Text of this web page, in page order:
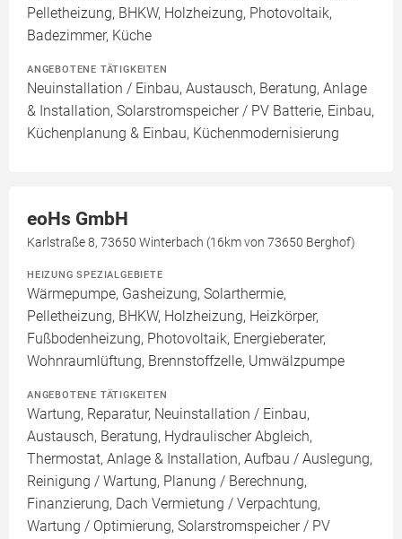
Pelletheizung, BHKW, Holzheizung, Photovoltaik,
Badezimmer, Küche
ANGEBOTENE TÄTIGKEITEN
Neuinstallation / Einbau, Austausch, Beratung, Anlage
& Installation, Solarstromspeicher / PV Batterie, Einbau,
Küchenplanung & Einbau, Küchenmodernisierung
eoHs GmbH
Karlstraße 8, 73650 Winterbach (16km von 73650 Berghof)
HEIZUNG SPEZIALGEBIETE
Wärmepumpe, Gasheizung, Solarthermie,
Pelletheizung, BHKW, Holzheizung, Heizkörper,
Fußbodenheizung, Photovoltaik, Energieberater,
Wohnraumlüftung, Brennstoffzelle, Umwälzpumpe
ANGEBOTENE TÄTIGKEITEN
Wartung, Reparatur, Neuinstallation / Einbau,
Austausch, Beratung, Hydraulischer Abgleich,
Thermostat, Anlage & Installation, Aufbau / Auslegung,
Reinigung / Wartung, Planung / Berechnung,
Finanzierung, Dach Vermietung / Verpachtung,
Wartung / Optimierung, Solarstromspeicher / PV